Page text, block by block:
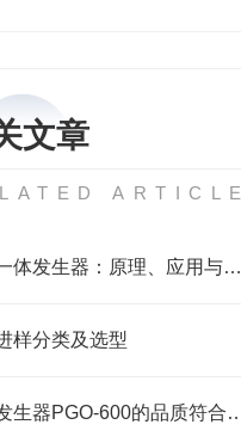
文章
氢空一体发生器：原理、应用与性能优势分析
样分类及选型
氧气发生器PGO-